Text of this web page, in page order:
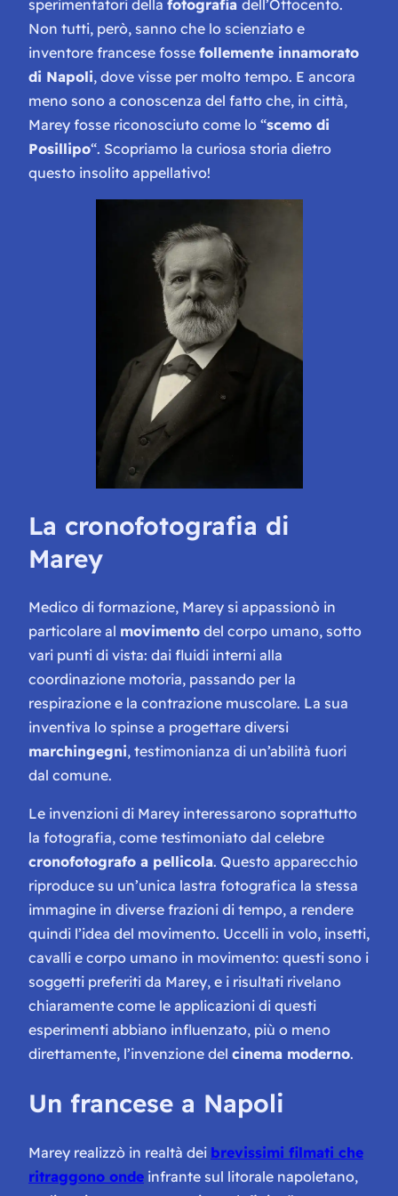
sperimentatori della fotografia dell’Ottocento.
Non tutti, però, sanno che lo scienziato e
inventore francese fosse follemente innamorato
di Napoli, dove visse per molto tempo. E ancora
meno sono a conoscenza del fatto che, in città,
Marey fosse riconosciuto come lo “scemo di
Posillipo“. Scopriamo la curiosa storia dietro
questo insolito appellativo!
La cronofotografia di
Marey
Medico di formazione, Marey si appassionò in
particolare al movimento del corpo umano, sotto
vari punti di vista: dai fluidi interni alla
coordinazione motoria, passando per la
respirazione e la contrazione muscolare. La sua
inventiva lo spinse a progettare diversi
marchingegni, testimonianza di un’abilità fuori
dal comune.
Le invenzioni di Marey interessarono soprattutto
la fotografia, come testimoniato dal celebre
cronofotografo a pellicola. Questo apparecchio
riproduce su un’unica lastra fotografica la stessa
immagine in diverse frazioni di tempo, a rendere
quindi l’idea del movimento. Uccelli in volo, insetti,
cavalli e corpo umano in movimento: questi sono i
soggetti preferiti da Marey, e i risultati rivelano
chiaramente come le applicazioni di questi
esperimenti abbiano influenzato, più o meno
direttamente, l’invenzione del cinema moderno.
Un francese a Napoli
Marey realizzò in realtà dei brevissimi filmati che
ritraggono onde infrante sul litorale napoletano,